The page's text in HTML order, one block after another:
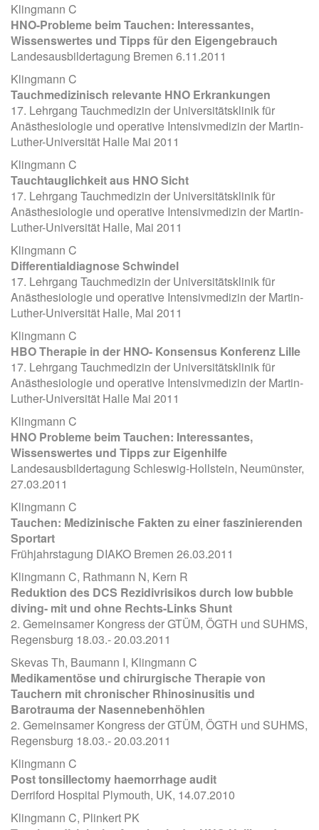
Klingmann C
HNO-Probleme beim Tauchen: Interessantes,
Wissenswertes und Tipps für den Eigengebrauch
Landesausbildertagung Bremen 6.11.2011
Klingmann C
Tauchmedizinisch relevante HNO Erkrankungen
17. Lehrgang Tauchmedizin der Universitätsklinik für
Anästhesiologie und operative Intensivmedizin der Martin-
Luther-Universität Halle Mai 2011
Klingmann C
Tauchtauglichkeit aus HNO Sicht
17. Lehrgang Tauchmedizin der Universitätsklinik für
Anästhesiologie und operative Intensivmedizin der Martin-
Luther-Universität Halle, Mai 2011
Klingmann C
Differentialdiagnose Schwindel
17. Lehrgang Tauchmedizin der Universitätsklinik für
Anästhesiologie und operative Intensivmedizin der Martin-
Luther-Universität Halle, Mai 2011
Klingmann C
HBO Therapie in der HNO- Konsensus Konferenz Lille
17. Lehrgang Tauchmedizin der Universitätsklinik für
Anästhesiologie und operative Intensivmedizin der Martin-
Luther-Universität Halle Mai 2011
Klingmann C
HNO Probleme beim Tauchen: Interessantes,
Wissenswertes und Tipps zur Eigenhilfe
Landesausbildertagung Schleswig-Hollstein, Neumünster,
27.03.2011
Klingmann C
Tauchen: Medizinische Fakten zu einer faszinierenden
Sportart
Frühjahrstagung DIAKO Bremen 26.03.2011
Klingmann C, Rathmann N, Kern R
Reduktion des DCS Rezidivrisikos durch low bubble
diving- mit und ohne Rechts-Links Shunt
2. Gemeinsamer Kongress der GTÜM, ÖGTH und SUHMS,
Regensburg 18.03.- 20.03.2011
Skevas Th, Baumann I, Klingmann C
Medikamentöse und chirurgische Therapie von
Tauchern mit chronischer Rhinosinusitis und
Barotrauma der Nasennebenhöhlen
2. Gemeinsamer Kongress der GTÜM, ÖGTH und SUHMS,
Regensburg 18.03.- 20.03.2011
Klingmann C
Post tonsillectomy haemorrhage audit
Derriford Hospital Plymouth, UK, 14.07.2010
Klingmann C, Plinkert PK